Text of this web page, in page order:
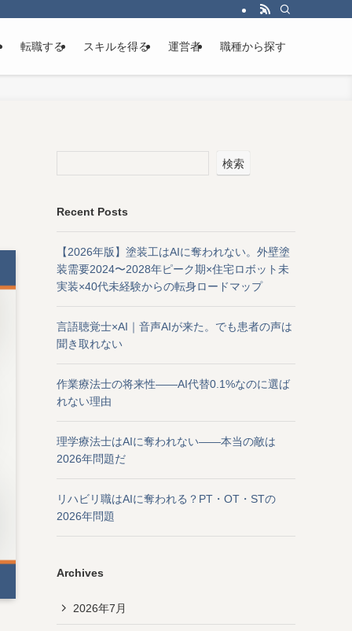
転職する スキルを得る 運営者 職種から探す
検索
Recent Posts
【2026年版】塗装工はAIに奪われない。外壁塗
装需要2024〜2028年ピーク期×住宅ロボット未
実装×40代未経験からの転身ロードマップ
言語聴覚士×AI｜音声AIが来た。でも患者の声は
聞き取れない
作業療法士の将来性——AI代替0.1%なのに選ば
れない理由
理学療法士はAIに奪われない——本当の敵は
2026年問題だ
リハビリ職はAIに奪われる？PT・OT・STの
2026年問題
Archives
2026年7月